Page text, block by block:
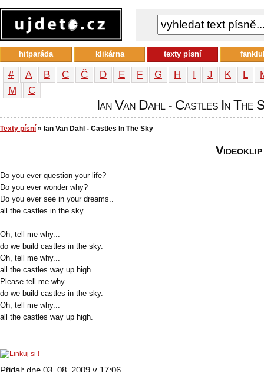
# A B C Č D E F G H I J K L
М
С
Ian Van Dahl - Castles In The
Texty písní » Ian Van Dahl - Castles In The Sky
Do you ever question your life?
Do you ever wonder why?
Do you ever see in your dreams..
all the castles in the sky.
Oh, tell me why...
do we build castles in the sky.
Oh, tell me why...
all the castles way up high.
Please tell me why
do we build castles in the sky.
Oh, tell me why...
all the castles way up high.
Videoklip
hitparáda klikárna texty písní